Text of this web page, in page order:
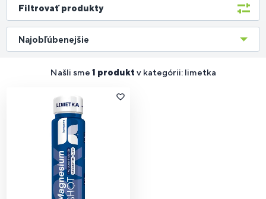
Filtrovať produkty
Našli sme 1 produkt v kategórii: limetka
Najobľúbenejšie